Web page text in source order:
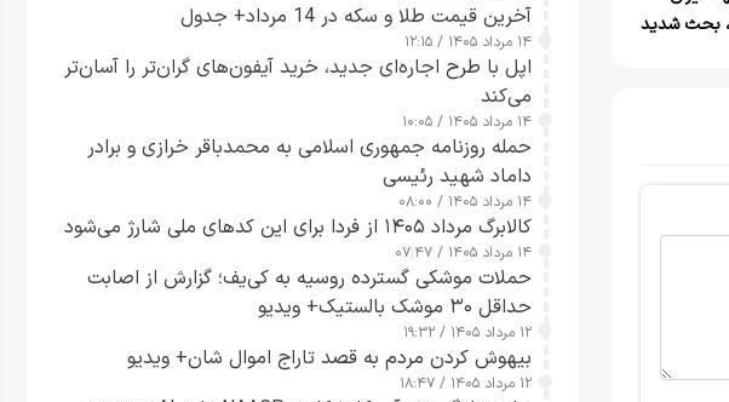
بحث شدید
آخرین قیمت طلا و سکه در 14 مرداد+ جدول
۱۴ مرداد ۱۴۰۵ / ۱۲:۱۵
اپل با طرح اجاره‌ای جدید، خرید آیفون‌های گران‌تر را آسان‌تر
می‌کند
۱۴ مرداد ۱۴۰۵ / ۱۰:۰۵
حمله روزنامه جمهوری اسلامی به محمدباقر خرازی و برادر
داماد شهید رئیسی
۱۴ مرداد ۱۴۰۵ / ۰۸:۰۰
کالابرگ مرداد ۱۴۰۵ از فردا برای این کدهای ملی شارژ می‌شود
۱۴ مرداد ۱۴۰۵ / ۰۷:۴۷
حملات موشکی گسترده روسیه به کی‌یف؛ گزارش از اصابت
حداقل ۳۰ موشک بالستیک+ ویدیو
۱۲ مرداد ۱۴۰۵ / ۱۹:۳۲
بیهوش کردن مردم به قصد تاراج اموال شان+ ویدیو
۱۲ مرداد ۱۴۰۵ / ۱۸:۴۷